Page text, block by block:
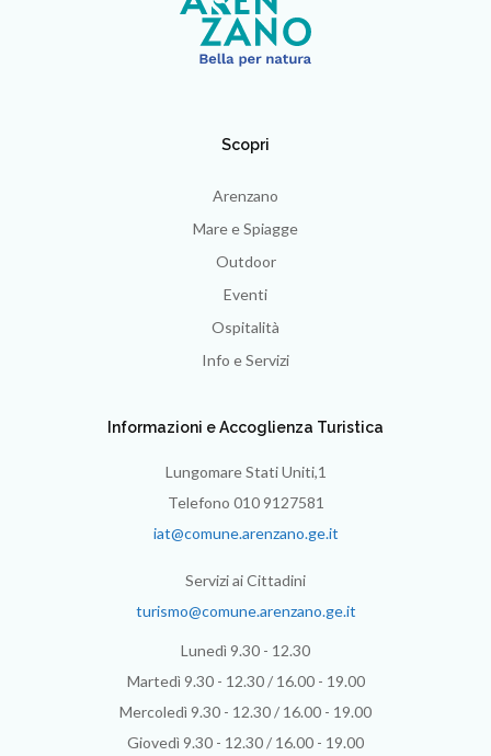
Scopri
Arenzano
Mare e Spiagge
Outdoor
Eventi
Ospitalità
Info e Servizi
Informazioni e Accoglienza Turistica
Lungomare Stati Uniti,1
Telefono 010 9127581
iat@comune.arenzano.ge.it
Servizi ai Cittadini
turismo@comune.arenzano.ge.it
Lunedì 9.30 - 12.30
Martedì 9.30 - 12.30 / 16.00 - 19.00
Mercoledì 9.30 - 12.30 / 16.00 - 19.00
Giovedì 9.30 - 12.30 / 16.00 - 19.00